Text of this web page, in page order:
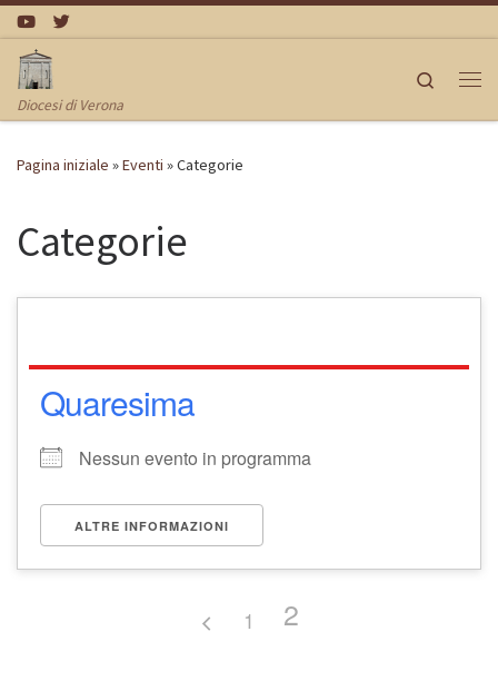
Passa al contenuto
Diocesi di Verona
Search
Pagina iniziale »Eventi »Categorie
Categorie
Quaresima
Nessun evento in programma
ALTRE INFORMAZIONI
1 2